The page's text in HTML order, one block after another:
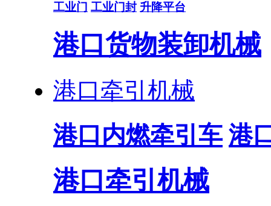
工业门 工业门封 升降平台
港口货物装卸机械
港口牵引机械
港口内燃牵引车 港
港口牵引机械